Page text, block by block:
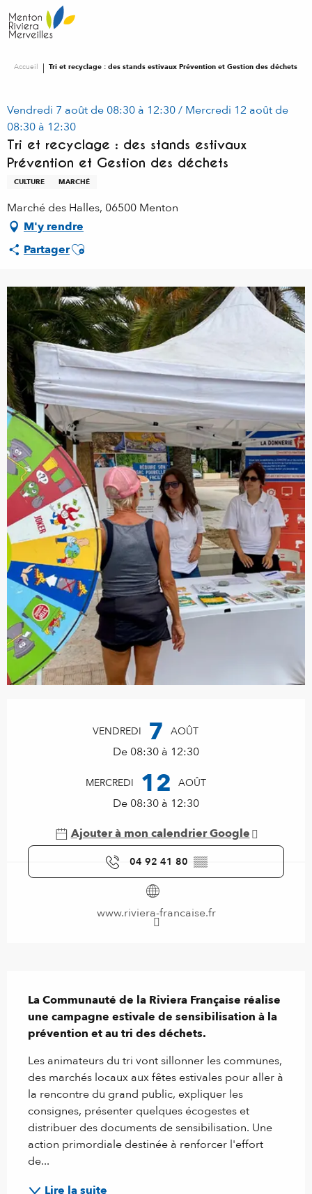
au
contenu
Accueil Tri et recyclage : des stands estivaux Prévention et Gestion des déchets
Vendredi 7 août de 08:30 à 12:30 / Mercredi 12 août de
08:30 à 12:30
Tri et recyclage : des stands estivaux
Prévention et Gestion des déchets
CULTURE MARCHÉ
Marché des Halles, 06500 Menton
M'y rendre
PartagerAjouter aux favoris
VENDREDI 7 AOÛT
De 08:30 à 12:30
MERCREDI 12 AOÛT
De 08:30 à 12:30
Ajouter à mon calendrier Google
04 92 41 80 ▒▒
www.riviera-francaise.fr
La Communauté de la Riviera Française réalise
une campagne estivale de sensibilisation à la
prévention et au tri des déchets.
Les animateurs du tri vont sillonner les communes,
des marchés locaux aux fêtes estivales pour aller à
la rencontre du grand public, expliquer les
consignes, présenter quelques écogestes et
distribuer des documents de sensibilisation. Une
action primordiale destinée à renforcer l'effort
de...
Lire la suite